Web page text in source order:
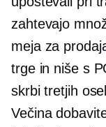
zahtevajo
meja za
trge in niše s
skrbitretjih
Večina